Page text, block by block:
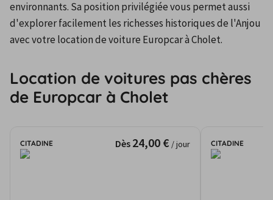
environnants. Sa position privilégiée vous permet aussi
d'explorer facilement les richesses historiques de l'Anjou
avec votre location de voiture Europcar à Cholet.
Location de voitures pas chères
de Europcar à Cholet
CITADINE Dès 24,00 € / jour CITADINE